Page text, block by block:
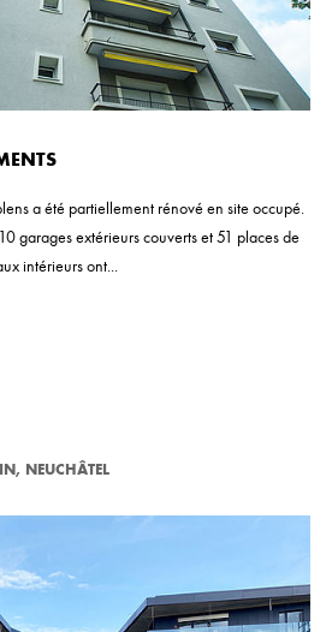
a été partiellement rénové en site occupé.
garages extérieurs couverts et 51 places de
intérieurs ont...
NEUCHÂTEL